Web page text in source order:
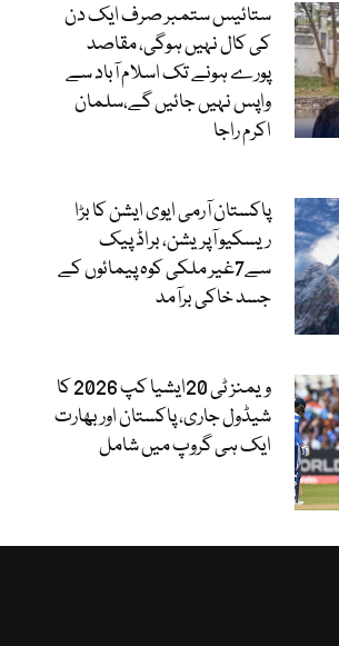
ستائیس ستمبر صرف ایک دن
کی کال نہیں ہوگی، مقاصد
پورے ہونے تک اسلام آباد سے
واپس نہیں جائیں گے،سلمان
اکرم راجا
پاکستان آرمی ایوی ایشن کا بڑا
ریسکیو آپریشن، براڈ پیک
سے7غیر ملکی کوہ پیمائوں کے
جسد خاکی برآمد
ویمنز ٹی 20ایشیا کپ 2026 کا
شیڈول جاری، پاکستان اور بھارت
ایک ہی گروپ میں شامل